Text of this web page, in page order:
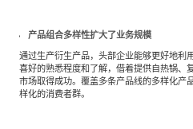
产品组合多样性扩大了业务规模
通过生产衍生产品，头部企业能够更好地利
喜好的熟悉程度和了解，借着提供自热锅、
市场取得成功。覆盖多条产品线的多样化产
样化的消费者群。